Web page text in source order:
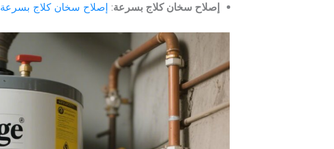
إصلاح سخان كلاج بسرعة: إصلاح سخان كلاج بسرعة